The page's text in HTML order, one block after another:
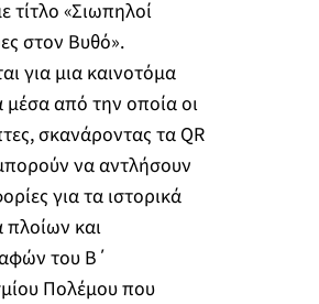
τίτλο «Σιωπηλοί
στον Βυθό».
για μια καινοτόμα
μέσα από την οποία οι
σκανάροντας τα QR
να αντλήσουν
για τα ιστορικά
πλοίων και
του Β΄
Πολέμου που